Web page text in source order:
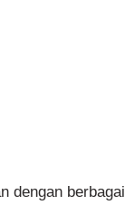
dengan berbagai